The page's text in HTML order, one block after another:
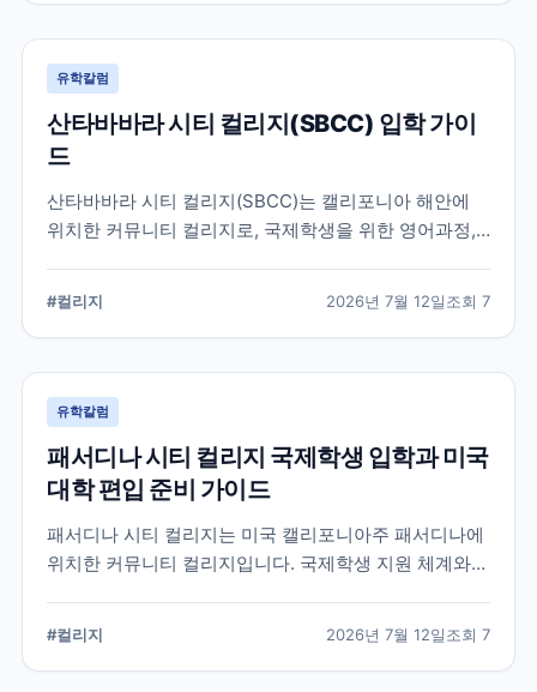
유학칼럼
산타바바라 시티 컬리지(SBCC) 입학 가이
드
산타바바라 시티 컬리지(SBCC)는 캘리포니아 해안에
위치한 커뮤니티 컬리지로, 국제학생을 위한 영어과정,
서 확인해야 할 사항을 정리했습니다.
#컬리지 2026년 7월 12일조회 7
유학칼럼
패서디나 시티 컬리지 국제학생 입학과 미국
대학 편입 준비 가이드
패서디나 시티 컬리지는 미국 캘리포니아주 패서디나에
위치한 커뮤니티 컬리지입니다. 국제학생 지원 체계와
#컬리지 2026년 7월 12일조회 7